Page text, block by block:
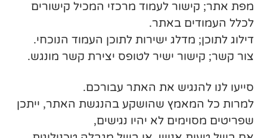
מפת אתר; קישור לעמוד מרכזי המכיל קישורים
לכלל העמודים באתר.
דילוג לתוכן; מדלג ישירות לתוכן העמוד הנוכחי.
צור קשר; קישור ישיר לטופס יצירת קשר מונגש.
סייעו לנו להנגיש את האתר עבורכם.
למרות כל המאמץ שהושקע בהנגשת האתר, ייתכן
שפריטים מסוימים לא יהיו נגישים,